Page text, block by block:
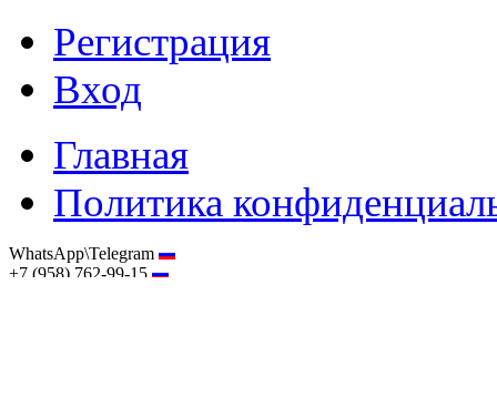
Регистрация
Вход
Главная
Политика
WhatsApp\Telegram
+7 (958) 762-99-15